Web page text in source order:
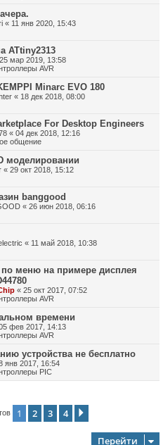
« 11 янв 2020, 15:43
ATtiny2313
25 мар 2019, 13:58
AVR
Minarc EVO 180
« 18 дек 2018, 08:00
For Desktop Engineers
« 04 дек 2018, 12:16
общение
моделировании
« 29 окт 2018, 15:12
banggood
« 26 июн 2018, 06:16
« 11 май 2018, 10:38
по меню на примере дисплея
« 25 окт 2017, 07:52
AVR
времени
фев 2017, 14:13
AVR
устройства не бесплатно
янв 2017, 16:54
PIC
1 2 3 4
Перейти